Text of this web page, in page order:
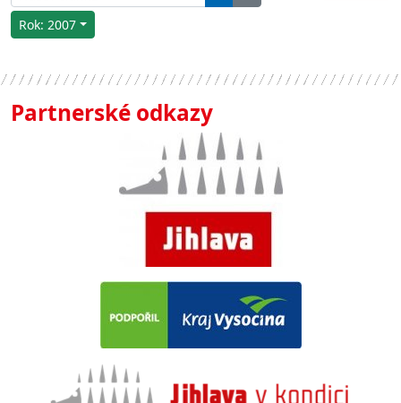
Rok: 2007
Partnerské odkazy